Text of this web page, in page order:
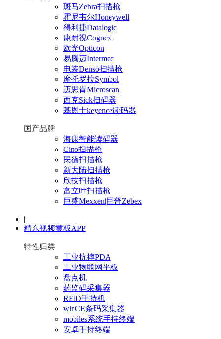
斑马Zebra扫描枪
霍尼韦尔Honeywell
得利捷Datalogic
康耐视Cognex
欧光Opticon
易腾迈Intermec
电装Denso扫描枪
摩托罗拉Symbol
迈思肯Microscan
西克Sick扫码器
基恩士keyence读码器
国产品牌
海康智能读码器
Cino扫描枪
民德扫描枪
新大陆扫描枪
欣技扫描枪
富立叶扫描枪
巨盛Mexxen|巨普Zebex
|
精东视频黄板APP
特性归类
工业抗摔PDA
工业物联网平板
盘点机
药监码采集器
RFID手持机
winCE条码采集器
mobiles系统手持终端
安卓手持终端